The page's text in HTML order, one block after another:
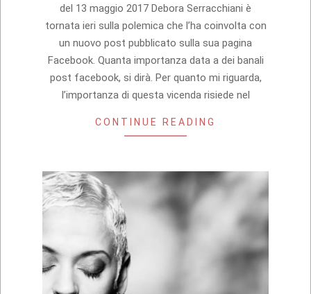
del 13 maggio 2017 Debora Serracchiani è
tornata ieri sulla polemica che l’ha coinvolta con
un nuovo post pubblicato sulla sua pagina
Facebook. Quanta importanza data a dei banali
post facebook, si dirà. Per quanto mi riguarda,
l’importanza di questa vicenda risiede nel
CONTINUE READING